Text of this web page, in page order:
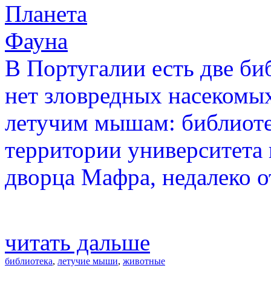
Планета
Фауна
В Португалии есть две
нет зловредных
летучим мышам:
территории
дворца Мафра, недалеко
читать дальше
библиотека, летучие мыши, животные